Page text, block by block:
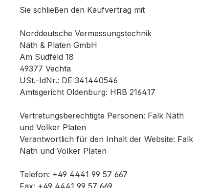
Sie schließen den Kaufvertrag mit
Norddeutsche Vermessungstechnik
Näth & Platen GmbH
Am Südfeld 18
49377 Vechta
USt.-IdNr.: DE 341440546
Amtsgericht Oldenburg: HRB 216417
Vertretungsberechtigte Personen: Falk Näth
und Volker Platen
Verantwortlich für den Inhalt der Website: Falk
Näth und Volker Platen
Telefon: +49 4441 99 57 667
Fax: +49 4441 99 57 669